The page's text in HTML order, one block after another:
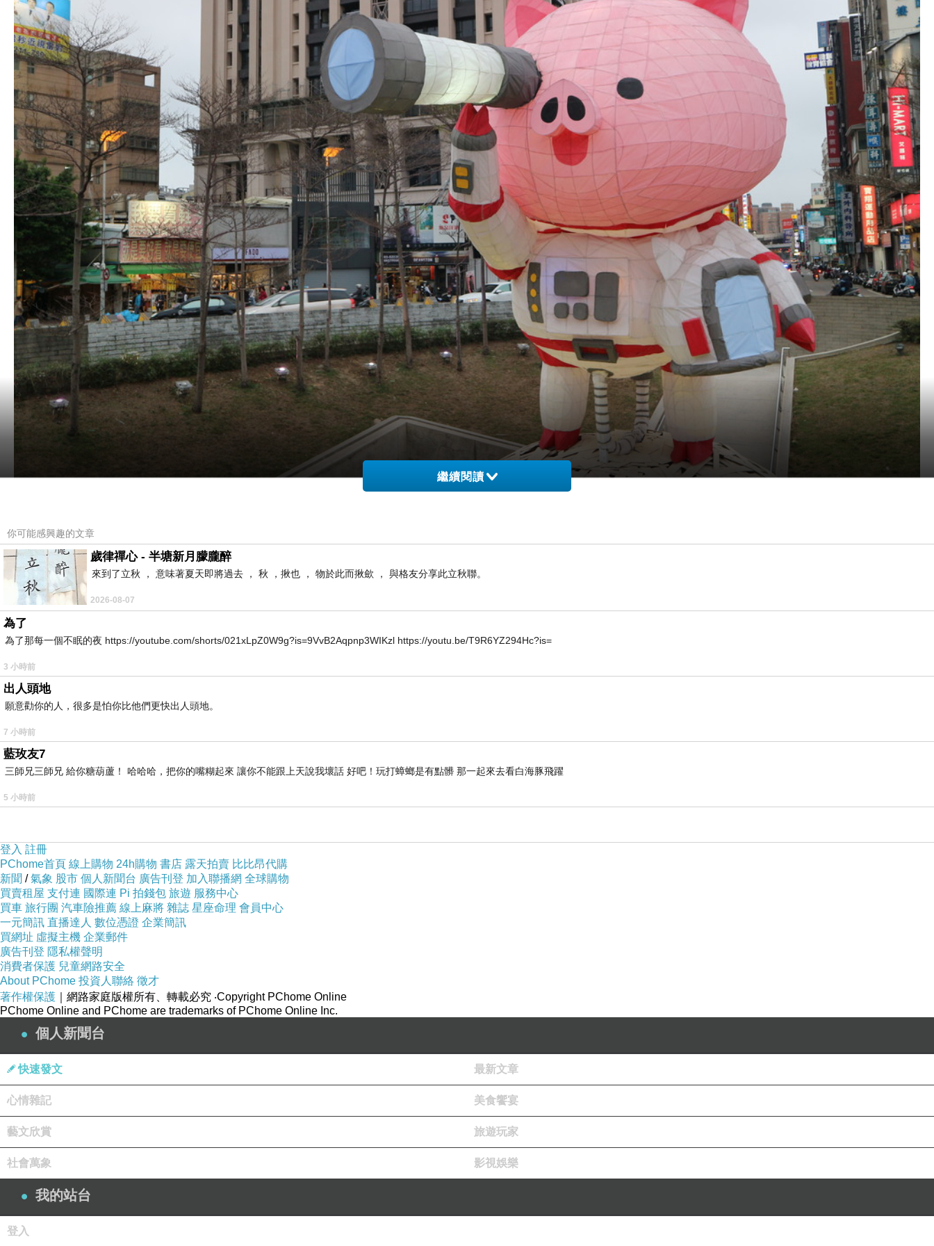
豬年元宵節雖然已經熱熱鬧鬧的落幕，但當我們流動在護城河畔的每一個角落時，仍然能夠清晰指認出十幾天前，曾有哪一件藝術燈座短暫駐足過，陪著我們一起創造安居於小小風城的
獨特記憶，而關於我們可能不太知悉，卻實實在在屬於台灣、屬於新竹國家太空中心的榮耀印記，則藉由這七件藝術燈座的創意展示，深刻顯影。
為了迎接福爾摩沙衛星七號即將在美國發射升空的喜訊，新竹市的
的燈會展覽。
站在迎曦城門上的小豬太空人主燈是起點，沿著護城河畔徐徐散步，會迎面巧遇造型可愛的燈泡人穿著太空服、彷彿正上演某齣情境劇的三個月球寶寶，以及三件頗受小小孩歡迎、忍不住攀爬、嬉
鬧其中的太空交通工具。
一路綠意涼風相隨，來到人間繁忙路口，視線穿越車輛疾馳的馬路，眼光將與位於幸福廣場上縮小一百八十萬倍的地球燈座撞個正著，它可是相當火紅的網美拍照打卡景點呢！這藝術設置還藏了一
個小彩蛋，只要與它拉開211公尺的距離再回頭凝視，那大小、那光影正是當年太空人站在月球上回看地球的模樣。
繼續閱讀
你可能感興趣的文章
歲律禪心 - 半塘新月朦朧醉
來到了立秋 ， 意味著夏天即將過去 ， 秋 ，揪也 ， 物於此而揪歛 ， 與格友分享此立秋聯。
2026-08-07
為了
為了那每一個不眠的夜 https://youtube.com/shorts/021xLpZ0W9g?is=9VvB2Aqpnp3WIKzl https://youtu.be/T9R6YZ294Hc?is=
3 小時前
出人頭地
願意勸你的人，很多是怕你比他們更快出人頭地。
7 小時前
藍玫友7
三師兄三師兄 給你糖葫蘆！ 哈哈哈，把你的嘴糊起來 讓你不能跟上天說我壞話 好吧！玩打蟑螂是有點髒 那一起來去看白海豚飛躍
5 小時前
登入 註冊
PChome首頁 線上購物 24h購物 書店 露天拍賣 比比昂代購
新聞 /氣象 股市 個人新聞台 廣告刊登 加入聯播網 全球購物
買賣租屋 支付連 國際連 Pi 拍錢包 旅遊 服務中心
買車 旅行團 汽車險推薦 線上麻將 雜誌 星座命理 會員中心
一元簡訊 直播達人 數位憑證 企業簡訊
買網址 虛擬主機 企業郵件
廣告刊登 隱私權聲明
消費者保護 兒童網路安全
About PChome 投資人聯絡 徵才
著作權保護 ｜網路家庭版權所有、轉載必究 ‧Copyright PChome Online
PChome Online and PChome are trademarks of PChome Online Inc.
個人新聞台
快速發文 最新文章
心情雜記 美食饗宴
藝文欣賞 旅遊玩家
社會萬象 影視娛樂
我的站台
登入